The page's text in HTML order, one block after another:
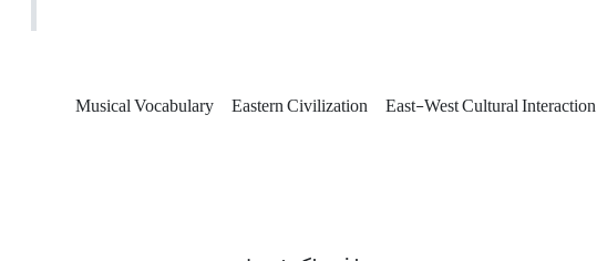
Musical Vocabulary Eastern Civilization East-West Cultural Interaction